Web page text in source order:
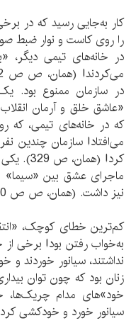
کار به‌جایی رسید که در
را روی کاست و نوار ضبط
در خانه‌های تیمی
در سازمان ممنوع بود.
«عاشق خلق و آرمان
که در خانه‌های تیمی، که
می‌افتاد! سازمان چندین
کرد!
ماجرای عشق بین «سیما»
نیز داشت. (همان، ص ص 300ـ 297).
کم‌ترین خطای کوچک،
به‌خواب رفتن بود! برخی
نداشتند، سیانور خوردند
زنان بود که چون توان
خود»های مدام
سیانور خورد و خودکشی کرد!